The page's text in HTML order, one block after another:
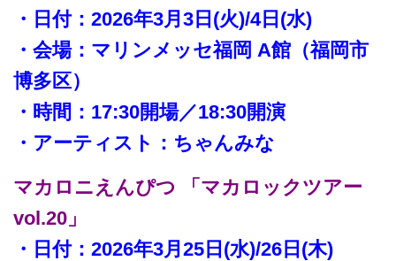
・日付：2026年3月3日(火)/4日(水)
・会場：マリンメッセ福岡 A館（福岡市
博多区）
・時間：17:30開場／18:30開演
・アーティスト：ちゃんみな
マカロニえんぴつ 「マカロックツアー
vol.20」
・日付：2026年3月25日(水)/26日(木)